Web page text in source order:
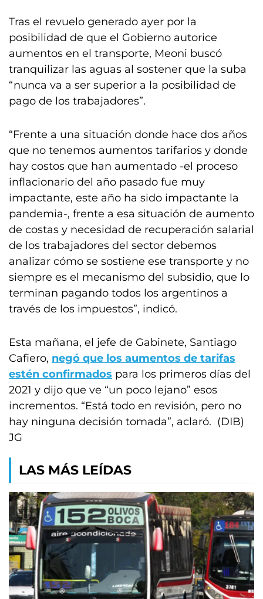
Tras el revuelo generado ayer por la
posibilidad de que el Gobierno autorice
aumentos en el transporte, Meoni buscó
tranquilizar las aguas al sostener que la suba
“nunca va a ser superior a la posibilidad de
pago de los trabajadores”.
“Frente a una situación donde hace dos años
que no tenemos aumentos tarifarios y donde
hay costos que han aumentado -el proceso
inflacionario del año pasado fue muy
impactante, este año ha sido impactante la
pandemia-, frente a esa situación de aumento
de costas y necesidad de recuperación salarial
de los trabajadores del sector debemos
analizar cómo se sostiene ese transporte y no
siempre es el mecanismo del subsidio, que lo
terminan pagando todos los argentinos a
través de los impuestos”, indicó.
Esta mañana, el jefe de Gabinete, Santiago
Cafiero, negó que los aumentos de tarifas
estén confirmados para los primeros días del
2021 y dijo que ve “un poco lejano” esos
incrementos. “Está todo en revisión, pero no
hay ninguna decisión tomada”, aclaró. (DIB)
JG
LAS MÁS LEÍDAS